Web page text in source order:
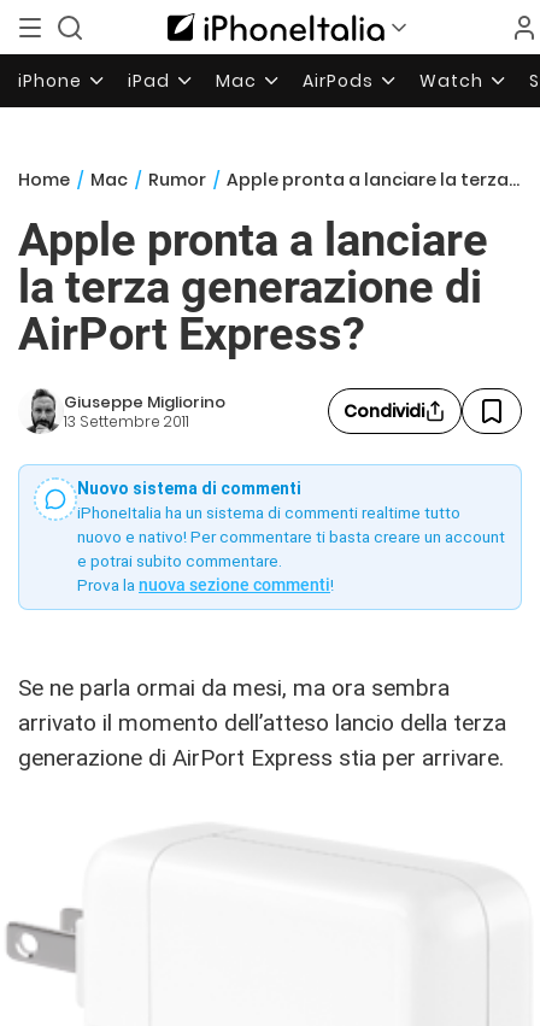
iPhone iPad Mac AirPods Watch
Home / Mac / Rumor / Apple pronta a lanciare la terza generazione di AirPort Express?
Apple pronta a lanciare
la terza generazione di
AirPort Express?
Giuseppe Migliorino
13 Settembre 2011 Condividi
Nuovo sistema di commenti
iPhoneItalia ha un sistema di commenti realtime tutto
nuovo e nativo! Per commentare ti basta creare un account
e potrai subito commentare.
Prova la nuova sezione commenti!
Se ne parla ormai da mesi, ma ora sembra
arrivato il momento dell’atteso lancio della terza
generazione di AirPort Express stia per arrivare.